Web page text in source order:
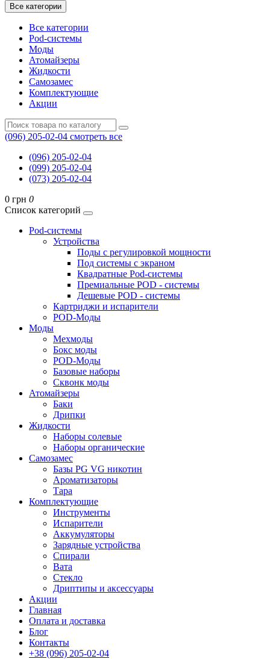
Все категории
Все категории
Pod-системы
Моды
Атомайзеры
Жидкости
Самозамес
Комплектующие
Акции
(096) 205-02-04 смотреть все
(096) 205-02-04
(099) 205-02-04
(073) 205-02-04
0 грн 0
Список категорий
Pod-системы
Устройства
Поды с регулировкой мощности
Под системы с экраном
Квадратные Pod-системы
Премиальные POD - системы
Дешевые POD - системы
Картриджи и испарители
POD-Моды
Моды
Мехмоды
Бокс моды
POD-Моды
Базовые наборы
Сквонк моды
Атомайзеры
Баки
Дрипки
Жидкости
Наборы солевые
Наборы органические
Самозамес
Базы PG VG никотин
Ароматизаторы
Тара
Комплектующие
Инструменты
Испарители
Аккумуляторы
Зарядные устройства
Спирали
Вата
Стекло
Дриптипы и аксессуары
Акции
Главная
Оплата и доставка
Блог
Контакты
+38 (096) 205-02-04